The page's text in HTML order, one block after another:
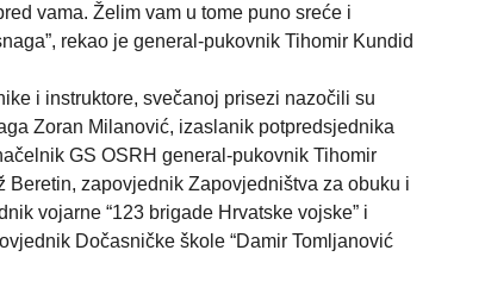
vama. Želim vam u tome puno sreće i
rekao je general-pukovnik Tihomir Kundid
i instruktore, svečanoj prisezi nazočili su
Zoran Milanović, izaslanik potpredsjednika
GS OSRH general-pukovnik Tihomir
zapovjednik Zapovjedništva za obuku i
vojarne “123 brigade Hrvatske vojske” i
Dočasničke škole “Damir Tomljanović